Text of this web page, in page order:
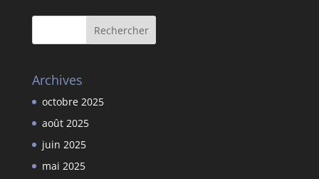
Archives
octobre 2025
août 2025
juin 2025
mai 2025